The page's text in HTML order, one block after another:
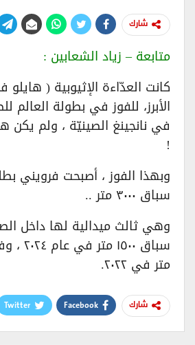
شارك
متابعة – زياد الشعابين :
كانت العدّاءة الإثيوبية ( هايلو
الأبرز، للفوز في بطولة العالم
في نانجينغ الصينيّة ، ولم يكن
وبهذا الفوز ، أصبحت فرويني
سباق ٣٠٠٠ متر ..
وهي ثالث ميدالية لها داخل
متر في ٢٠٢٢.
شارك Facebook
Twitter